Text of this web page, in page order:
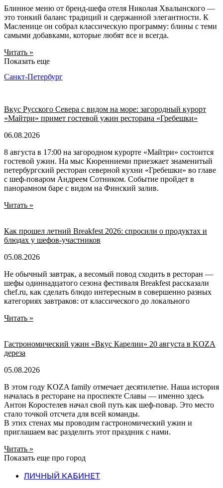
Блинное меню от бренд-шефа отеля Николая Хвалынского —
это тонкий баланс традиций и сдержанной элегантности. К
Масленице он собрал классическую программу: блины с теми
самыми добавками, которые любят все и всегда.
Читать »
Показать еще
Санкт-Петербург
Вкус Русского Севера с видом на море: загородный курорт
«Майтри» примет гостевой ужин ресторана «Гребешки»
06.08.2026
8 августа в 17:00 на загородном курорте «Майтри» состоится
гостевой ужин. На мыс Кюренниеми приезжает знаменитый
петербургский ресторан северной кухни «Гребешки» во главе
с шеф-поваром Андреем Сотником. Событие пройдет в
панорамном баре с видом на Финский залив.
Читать »
Как прошел летний Breakfest 2026: спросили о продуктах и
блюдах у шефов-участников
05.08.2026
Не обычный завтрак, а весомый повод сходить в ресторан —
шефы одиннадцатого сезона фестиваля Breakfest рассказали
chef.ru, как сделать блюдо интересным в совершенно разных
категориях завтраков: от классического до локального
Читать »
Гастрономический ужин «Вкус Карелии» 20 августа в KOZA
дереза
05.08.2026
В этом году KOZA family отмечает десятилетие. Наша история
началась в ресторане на проспекте Славы — именно здесь
Антон Коростелев начал свой путь как шеф-повар. Это место
стало точкой отсчета для всей команды.
В этих стенах мы проводим гастрономический ужин и
приглашаем вас разделить этот праздник с нами.
Читать »
Показать еще про город
ЛИЧНЫЙ КАБИНЕТ